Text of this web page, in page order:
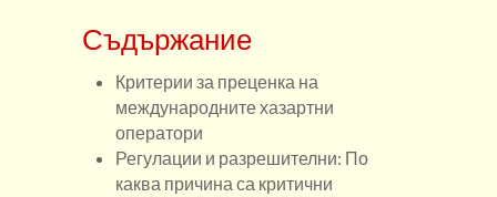
Съдържание
Критерии за преценка на
международните хазартни
оператори
Регулации и разрешителни: По
каква причина са критични